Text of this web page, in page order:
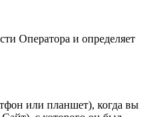
Оператора и определяет
или планшет), когда вы